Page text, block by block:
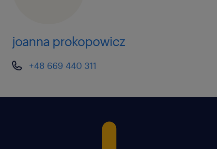
joanna prokopowicz
+48 669 440 311